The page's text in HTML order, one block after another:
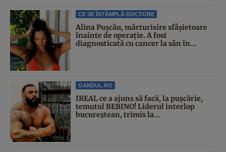
CE SE ÎNTÂMPLĂ DOCTORE
Alina Pușcău, mărturisire sfâșietoare
înainte de operație. A fost
diagnosticată cu cancer la sân în...
GANDUL.RO
IREAL ce a ajuns să facă, la pușcărie,
temutul BEBINO! Liderul interlop
bucureștean, trimis la...